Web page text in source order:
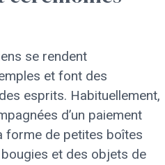
se rendent
et font des
esprits. Habituellement,
d’un paiement
forme de petites boîtes
et des objets de